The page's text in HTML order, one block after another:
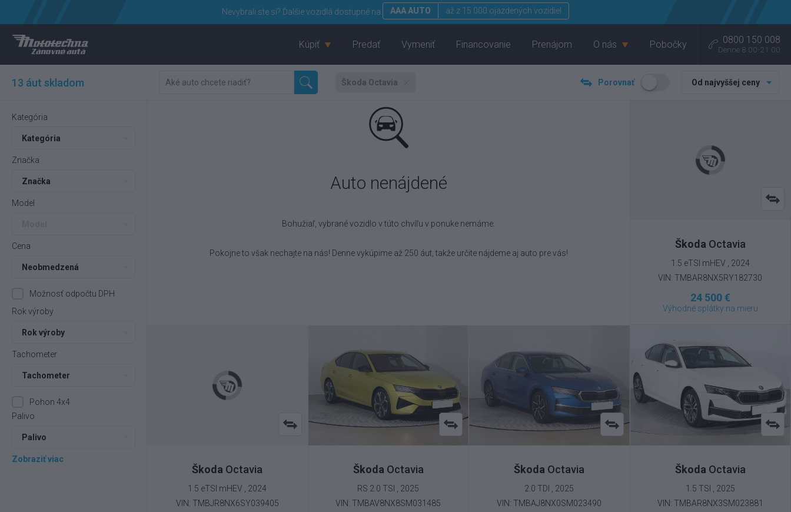
Nevybrali ste si? Ďalšie vozidlá dostupné na: AAA AUTO až z 15 000 ojazdených vozidiel
Kúpiť Predať Vymeniť Financovanie Prenájom O nás Pobočky 0800 150 008
Denne 8.00-21.00
13 áut skladom Škoda Octavia Porovnať Od najvyššej ceny
Kategória
Kategória
Značka
Značka
Model
Cena
Neobmedzená
Možnosť odpočtu DPH
Rok výroby
Rok výroby
Tachometer
Tachometer
Pohon 4x4
Palivo
Palivo
Zobraziť viac
Auto nenájdené
Bohužiaľ, vybrané vozidlov túto chvíľu v ponuke nemáme.
Pokojne to však nechajte na nás! Denne vykúpime až 250 áut, takže určite nájdeme aj auto pre vás!
Škoda Octavia
1.5 eTSI mHEV , 2024
VIN: TMBAR8NX5RY182730
24 500 €
Výhodné splátky na mieru
Škoda Octavia
1.5 eTSI mHEV , 2024
VIN: TMBJR8NX6SY039405
Škoda Octavia
RS 2.0 TSI , 2025
VIN: TMBAV8NX8SM031485
Škoda Octavia
2.0 TDI , 2025
VIN: TMBAJ8NX0SM023490
Škoda Octavia
1.5 TSI , 2025
VIN: TMBAR8NX3SM023881